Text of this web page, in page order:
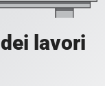
lavori